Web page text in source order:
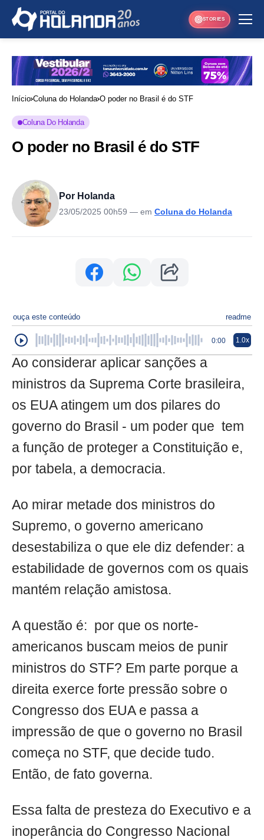
STORIES
Início Coluna do Holanda O poder no Brasil é do STF
Coluna Do Holanda
O poder no Brasil é do STF
Por Holanda
23/05/2025 00h59 — em Coluna do Holanda
ouça este conteúdo readme
0:00 1.0x
Ao considerar aplicar sanções a
ministros da Suprema Corte brasileira,
os EUA atingem um dos pilares do
governo do Brasil - um poder que tem
a função de proteger a Constituição e,
por tabela, a democracia.
Ao mirar metade dos ministros do
Supremo, o governo americano
desestabiliza o que ele diz defender: a
estabilidade de governos com os quais
mantém relação amistosa.
A questão é: por que os norte-
americanos buscam meios de punir
ministros do STF? Em parte porque a
direita exerce forte pressão sobre o
Congresso dos EUA e passa a
impressão de que o governo no Brasil
começa no STF, que decide tudo.
Então, de fato governa.
Essa falta de presteza do Executivo e a
inoperância do Congresso Nacional